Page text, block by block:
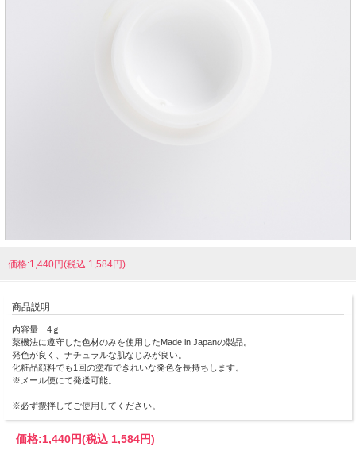
価格:1,440円(税込 1,584円)
商品説明
内容量 4ｇ
薬機法に遵守した色材のみを使用したMade in Japanの製品。
発色が良く、ナチュラルな肌なじみが良い。
化粧品顔料でも1回の塗布できれいな発色を長持ちします。
※メール便にて発送可能。
※必ず攪拌してご使用してください。
価格:1,440円(税込 1,584円)